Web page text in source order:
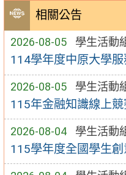
相關公告
2026-08-05 學生活動
114學年度中原大學
2026-08-05 學生活動
115年金融知識線上
2026-08-04 學生活動
115學年度全國學生